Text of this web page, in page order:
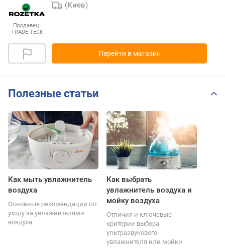
Продавец:
TRADE TECK
(Киев)
Перейти в магазин
Полезные статьи
Как мыть увлажнитель
воздуха
Основные рекомендации по
уходу за увлажнителями
воздуха
Как выбрать
увлажнитель воздуха и
мойку воздуха
Отличия и ключевые
критерии выбора
ультразвукового
увлажнителя или мойки